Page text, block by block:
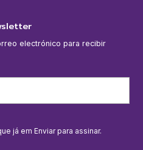
electrónico para recibir
já em Enviar para assinar.